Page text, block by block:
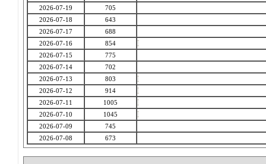
2026-07-19
705
2026-07-18
643
2026-07-17
688
2026-07-16
854
2026-07-15
775
2026-07-14
702
2026-07-13
803
2026-07-12
914
2026-07-11
1005
2026-07-10
1045
2026-07-09
745
2026-07-08
673